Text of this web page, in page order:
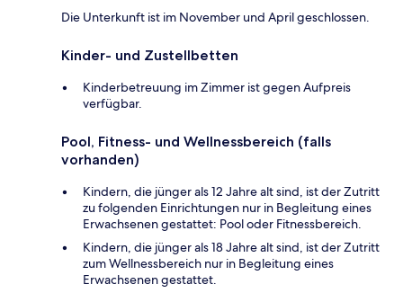
Die Unterkunft ist im November und April geschlossen.
Kinder- und Zustellbetten
Kinderbetreuung im Zimmer ist gegen Aufpreis
verfügbar.
Pool, Fitness- und Wellnessbereich (falls
vorhanden)
Kindern, die jünger als 12 Jahre alt sind, ist der Zutritt
zu folgenden Einrichtungen nur in Begleitung eines
Erwachsenen gestattet: Pool oder Fitnessbereich.
Kindern, die jünger als 18 Jahre alt sind, ist der Zutritt
zum Wellnessbereich nur in Begleitung eines
Erwachsenen gestattet.